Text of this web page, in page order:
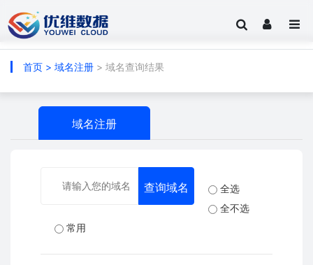
首页 > 域名注册 > 域名查询结果
域名注册
全选
全不选
常用